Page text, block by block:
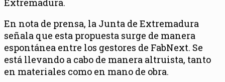
En nota de prensa, la Junta de Extremadura
señala que esta propuesta surge de manera
espontánea entre los gestores de FabNext. Se
está llevando a cabo de manera altruista, tanto
en materiales como en mano de obra.